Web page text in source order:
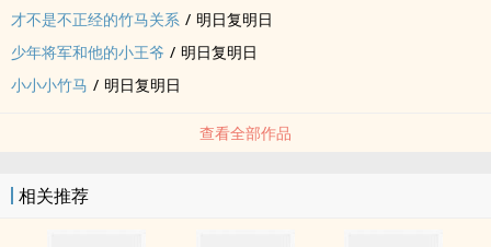
才不是不正经的竹马关系 / 明日复明日
少年将军和他的小王爷 / 明日复明日
小小小竹马 / 明日复明日
查看全部作品
相关推荐